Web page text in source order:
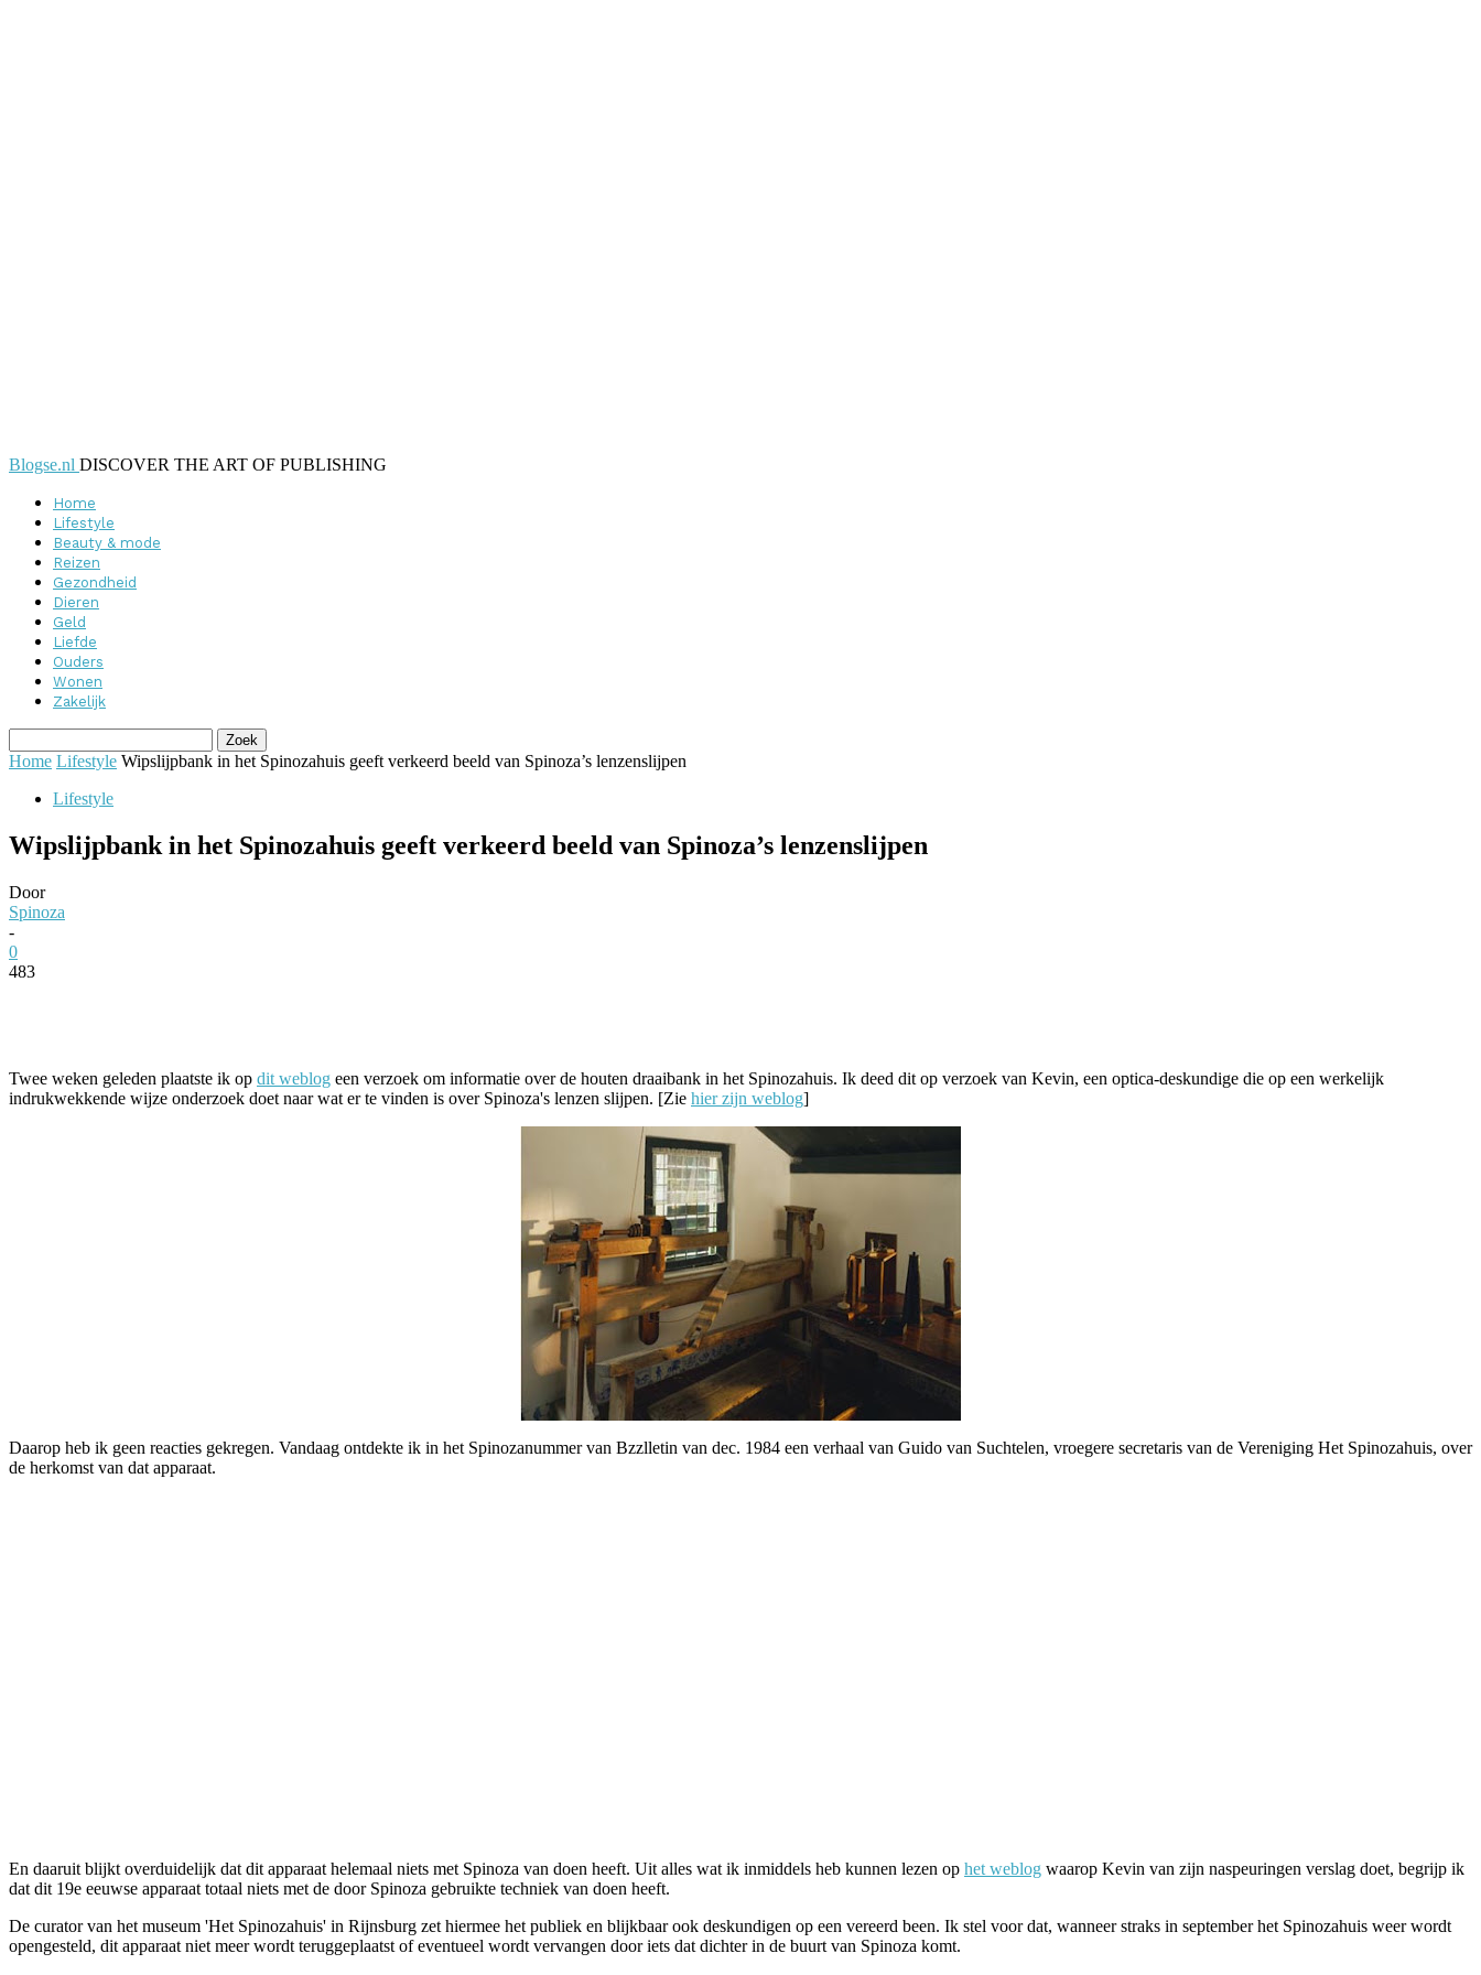
Blogse.nl DISCOVER THE ART OF PUBLISHING
Home
Lifestyle
Beauty & mode
Reizen
Gezondheid
Dieren
Geld
Liefde
Ouders
Wonen
Zakelijk
Home Lifestyle Wipslijpbank in het Spinozahuis geeft verkeerd beeld van Spinoza’s lenzenslijpen
Lifestyle
Wipslijpbank in het Spinozahuis geeft verkeerd beeld van Spinoza’s lenzenslijpen
Door
Spinoza
-
0
483
Twee weken geleden plaatste ik op dit weblog een verzoek om informatie over de houten draaibank in het Spinozahuis. Ik deed dit op verzoek van Kevin, een optica-deskundige die op een werkelijk
indrukwekkende wijze onderzoek doet naar wat er te vinden is over Spinoza's lenzen slijpen. [Zie hier zijn weblog]
Daarop heb ik geen reacties gekregen. Vandaag ontdekte ik in het Spinozanummer van Bzzlletin van dec. 1984 een verhaal van Guido van Suchtelen, vroegere secretaris van de Vereniging Het Spinozahuis, over
de herkomst van dat apparaat.
En daaruit blijkt overduidelijk dat dit apparaat helemaal niets met Spinoza van doen heeft. Uit alles wat ik inmiddels heb kunnen lezen op het weblog waarop Kevin van zijn naspeuringen verslag doet, begrijp ik
dat dit 19e eeuwse apparaat totaal niets met de door Spinoza gebruikte techniek van doen heeft.
De curator van het museum 'Het Spinozahuis' in Rijnsburg zet hiermee het publiek en blijkbaar ook deskundigen op een vereerd been. Ik stel voor dat, wanneer straks in september het Spinozahuis weer wordt
opengesteld, dit apparaat niet meer wordt teruggeplaatst of eventueel wordt vervangen door iets dat dichter in de buurt van Spinoza komt.